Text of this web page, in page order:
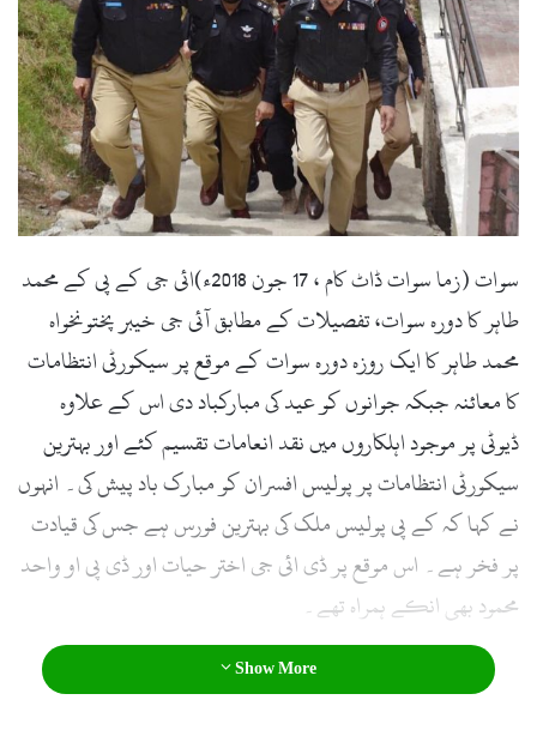
n
m
a
l
سوات (زما سوات ڈاٹ کام ، 17 جون 2018ء)ائی جی کے پی کے محمد
طاہر کا دورہ سوات، تفصیلات کے مطابق آئی جی خیبر پختونخواہ
محمد طاہر کا ایک روزہ دورہ سوات کے موقع پر سیکورٹی انتظامات
کا معائنہ جبکہ جوانوں کو عید کی مبارکباد دی اس کے علاوہ
ڈیوٹی پر موجود اہلکاروں میں نقد انعامات تقسیم کئے اور بہترین
سیکورٹی انتظامات پر پولیس افسران کو مبارک باد پیش کی۔ انہوں
نے کہا کہ کے پی پولیس ملک کی بہترین فورس ہے جس کی قیادت
پر فخر ہے۔ اس موقع پر ڈی ائی جی اختر حیات اور ڈی پی او واحد
محمود بھی انکے ہمراہ تھے۔
Show More